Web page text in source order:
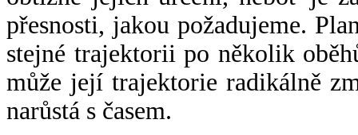
přesnosti, jakou požadujeme.
stejné trajektorii po několik
může její trajektorie radikálně
narůstá s časem.